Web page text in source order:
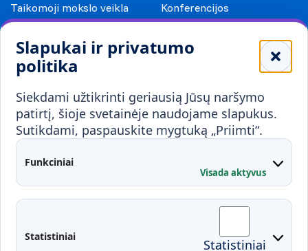
Slapukai ir privatumo
politika
Siekdami užtikrinti geriausią Jūsų naršymo
patirtį, šioje svetainėje naudojame slapukus.
Sutikdami, paspauskite mygtuką „Priimti“.
Funkciniai
Visada aktyvus
Statistiniai Statistiniai
Taikomoji mokslo veikla
Konferencijos
Mokykloms
Visuomenei ir verslui
Mokymai ir konsultavimas
Partnerystės
Karjera
Kontaktai
Administracija
Fakultetai
Studentų atstovybė